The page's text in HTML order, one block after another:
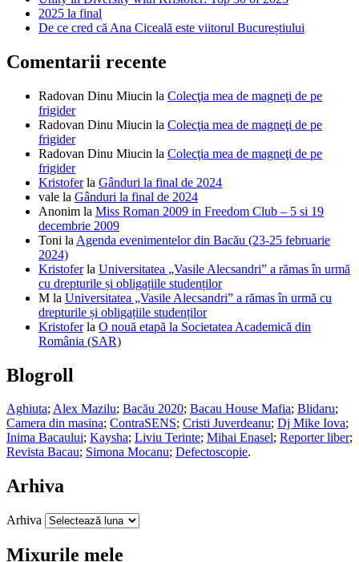
2025 la final
De ce cred că Ana Ciceală este viitorul Bucureștiului
Comentarii recente
Radovan Dinu Miucin la Colecţia mea de magneţi de pe
frigider
Radovan Dinu Miucin la Colecţia mea de magneţi de pe
frigider
Radovan Dinu Miucin la Colecţia mea de magneţi de pe
frigider
Kristoferla Gânduri la final de 2024
vale la Gânduri la final de 2024
Anonim la Miss Roman 2009 in Freedom Club – 5 si 19
decembrie 2009
Toni la Agenda evenimentelor din Bacău (23-25 februarie
2024)
Kristoferla Universitatea „Vasile Alecsandri” a rămas în urmă
cu drepturile și obligațiile studenților
M la Universitatea „Vasile Alecsandri” a rămas în urmă cu
drepturile și obligațiile studenților
Kristoferla O nouă etapă la Societatea Academică din
România (SAR)
Blogroll
Aghiuta;Alex Mazilu; Bacău 2020; Bacau House Mafia; Blidaru;
Camera din masina; ContraSENS; Cristi Juverdeanu; Dj Mike Iova;
Inima Bacaului; Kaysha; Liviu Terinte; Mihai Enasel; Reporter liber;
Revista Bacau; Simona Mocanu; Defectoscopie.
Arhiva
Arhiva
Mixurile mele